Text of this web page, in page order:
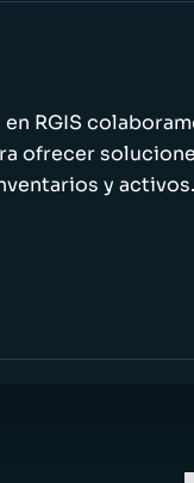
RGIS
ofrecer
y activos.